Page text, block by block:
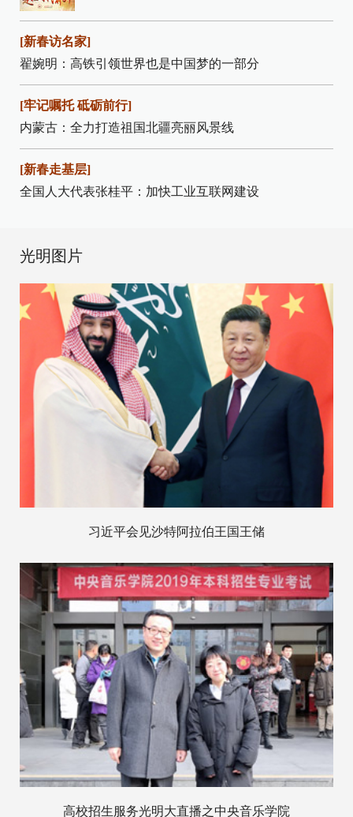
[新春访名家]
翟婉明：高铁引领世界也是中国梦的一部分
[牢记嘱托 砥砺前行]
内蒙古：全力打造祖国北疆亮丽风景线
[新春走基层]
全国人大代表张桂平：加快工业互联网建设
光明图片
习近平会见沙特阿拉伯王国王储
高校招生服务光明大直播之中央音乐学院